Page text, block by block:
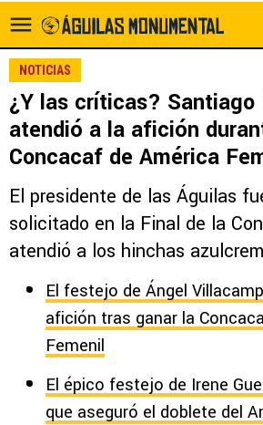
NOTICIAS
¿Y las críticas? Santiago
atendió a la afición
Concacaf de América
El presidente de las Águilas
solicitado en la Final de la
atendió a los hinchas
El festejo de Ángel
afición tras ganar la
Femenil
El épico festejo de Irene
que aseguró el doblete del